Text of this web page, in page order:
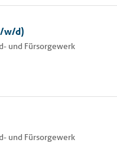
w/d)
und Fürsorgewerk
und Fürsorgewerk